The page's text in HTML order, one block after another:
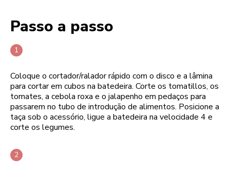
Passo a passo
Coloque o cortador/ralador rápido com o disco e a lâmina
para cortar em cubos na batedeira. Corte os tomatillos, os
tomates, a cebola roxa e o jalapenho em pedaços para
passarem no tubo de introdução de alimentos. Posicione a
taça sob o acessório, ligue a batedeira na velocidade 4 e
corte os legumes.